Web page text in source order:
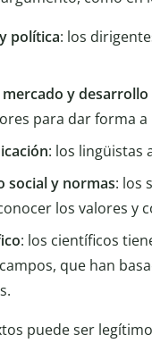
política: los
y
para dar forma
: los lingüistas
social y normas: los
los valores y
: los científicos
que han
puede ser